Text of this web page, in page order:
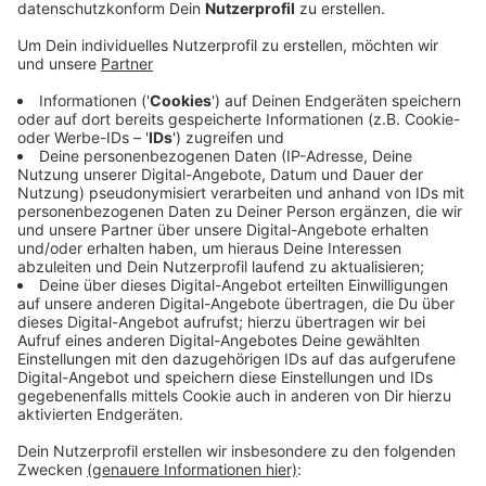
Für die An-, aber auch Abmeldung eines oder mehrerer
Hunde hat die Stadt Viersen entsprechende Formulare
auf ihre Homepage gepackt. Wer mag, kann diese
Schritte aber auch analog per Post oder persönlich im
Rathaus vollziehen. Seit November überprüft die
Stadt Viersen, ob Hunde auch ordnungsgemäß zur
Hundesteuer angemeldet sind. Ein städtischer
Mitarbeiter befragt hierzu Hundehalter im
Stadtgebiet. Dieser Mitarbeiter zeigt stets einen
Dienstausweis vor. Diese Hundekontrollen hat die
Stadt jetzt noch einmal verlängert.
Hierbekommt ihr mehr Infos rund um das Thema
Hundesteuer!
Anzeige